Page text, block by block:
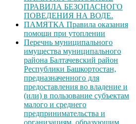
ПРАВИЛА БЕЗОПАСНОГО
ПОВЕДЕНИЯ НА ВОДЕ.
ПАМЯТКА Правила оказания
помощи при утоплении
Перечнь муниципального
имущества муниципального
района Балтачевский район
Республики Башкортостан,
предназначенного для
предоставления во владение и
(или) в пользование субъектам
малого и среднего
предпринимательства и